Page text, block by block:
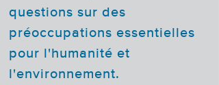
questions sur des
préoccupations essentielles
pour l'humanité et
l'environnement.